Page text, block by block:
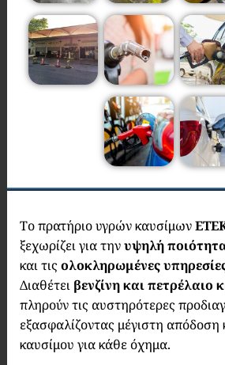
Το πρατήριο υγρών καυσίμων
ξεχωρίζει για τηνυψηλή
και τις ολοκληρωμένες
Διαθέτει βενζίνη και πετρέλαιο
πληρούν τις αυστηρότερες
εξασφαλίζοντας μέγιστη απόδοση
καυσίμου για κάθε όχημα.